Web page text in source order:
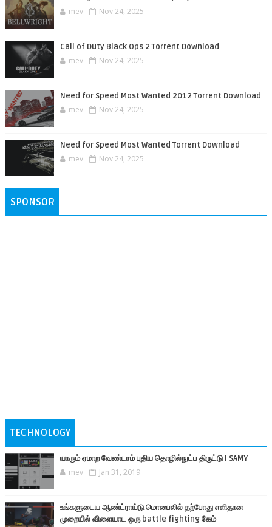
mev Nov 24, 2025
Call of Duty Black Ops 2 Torrent Download
mev Nov 24, 2025
Need for Speed Most Wanted 2012 Torrent Download
mev Nov 24, 2025
Need for Speed Most Wanted Torrent Download
mev Nov 24, 2025
SPONSOR
TECHNOLOGY
யாரும் ஏமாற வேண்டாம் புதிய தொழில்நுட்ப திருட்டு | SAMY
mev Jan 31, 2019
உங்களுடைய ஆண்ட்ராய்டு மொபைலில் தற்போது எளிதான
முறையில் விளையாட ஒரு battle fighting கேம்